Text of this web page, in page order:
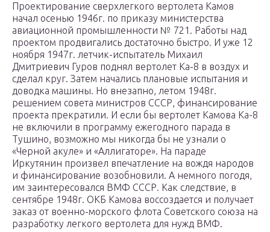
Проектирование сверхлегкого вертолета Камов
начал осенью 1946г. по приказу министерства
авиационной промышленности № 721. Работы над
проектом продвигались достаточно быстро. И уже 12
ноября 1947г. летчик-испытатель Михаил
Дмитриевич Гуров поднял вертолет Ка-8 в воздух и
сделал круг. Затем начались плановые испытания и
доводка машины. Но внезапно, летом 1948г.
решением совета министров СССР, финансирование
проекта прекратили. И если бы вертолет Камова Ка-8
не включили в программу ежегодного парада в
Тушино, возможно мы никогда бы не узнали о
«Черной акуле» и «Аллигаторе». На параде
Иркутянин произвел впечатление на вождя народов
и финансирование возобновили. А немного погодя,
им заинтересовался ВМФ СССР. Как следствие, в
сентябре 1948г. ОКБ Камова воссоздается и получает
заказ от военно-морского флота Советского союза на
разработку легкого вертолета для нужд ВМФ.